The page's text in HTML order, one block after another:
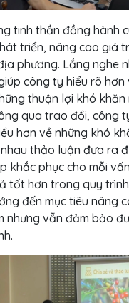
tinh thần đồng hành
triển, nâng cao giá
phương. Lắng nghe
công ty hiểu rõ hơn
thuận lợi khó khăn
qua trao đổi, công
hơn về những khó
thảo luận đưa ra
khắc phục cho mỗi
tốt hơn trong quy
đến mục tiêu nâng
nhưng vẫn đảm bảo